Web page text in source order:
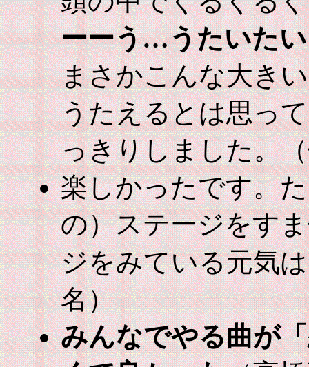
ーーう…うたいた
まさかこんな大き
うたえるとは思っ
っきりしました。
楽しかったです。
の）ステージをす
ジをみている元気
名）
みんなでやる曲が